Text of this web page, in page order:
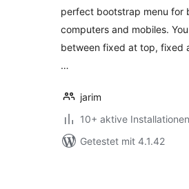
perfect bootstrap menu for
computers and mobiles.
between fixed at top, fixed
…
jarim
10+ aktive Installationen
Getestet mit 4.1.42